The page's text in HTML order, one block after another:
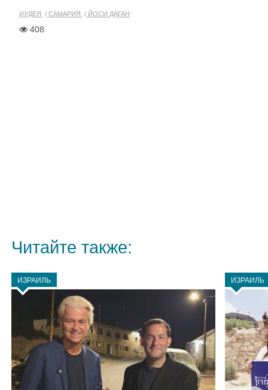
ИУДЕЯ САМАРИЯ ЙОСИ ДАГАН
408
Читайте также:
ИЗРАИЛЬ ИЗРАИЛЬ